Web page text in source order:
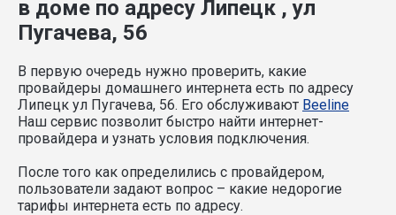
в доме по адресу Липецк , ул
Пугачева, 56
В первую очередь нужно проверить, какие
провайдеры домашнего интернета есть по адресу
Липецк ул Пугачева, 56. Его обслуживают Beeline
Наш сервис позволит быстро найти интернет-
провайдера и узнать условия подключения.
После того как определились с провайдером,
пользователи задают вопрос – какие недорогие
тарифы интернета есть по адресу.